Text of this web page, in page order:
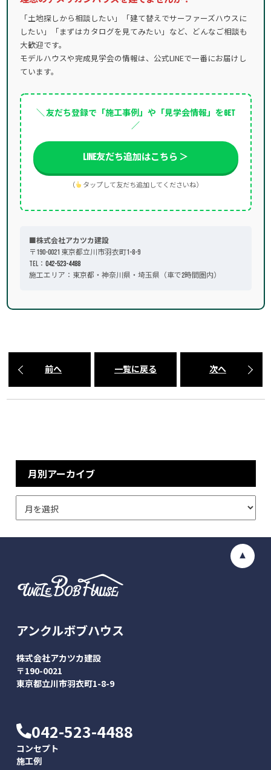
「土地探しから相談したい」「建て替えでサーファーズハウスに
したい」「まずはカタログを見てみたい」など、どんなご相談も
大歓迎です。
モデルハウスや完成見学会の情報は、公式LINEで一番にお届けし
ています。
＼ 友だち登録で「施工事例」や「見学会情報」をGET
／
LINE友だち追加はこちら ＞
（ タップして友だち追加してくださいね）
■株式会社アカツカ建設
〒190-0021 東京都立川市羽衣町1-8-9
TEL： 042-523-4488
施工エリア：東京都・神奈川県・埼玉県（車で2時間圏内）
前へ 一覧に戻る 次へ
月別アーカイブ
アンクルボブハウス
株式会社アカツカ建設
〒190-0021
東京都立川市羽衣町1-8-9
042-523-4488
コンセプト
施工例